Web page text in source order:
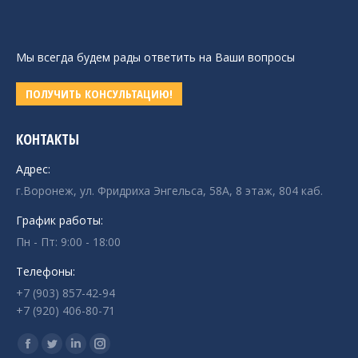
Мы всегда будем рады ответить на Ваши вопросы
ПОЛУЧИТЬ КОНСУЛЬТАЦИЮ!
КОНТАКТЫ
Адрес:
г.Воронеж, ул. Фридриха Энгельса, 58А, 8 этаж, 804 каб.
График работы:
Пн - Пт: 9:00 - 18:00
Телефоны:
+7 (903) 857-42-94
+7 (920) 406-80-71
Ищите нас:
Страница
Страница
СтраницаСтраница